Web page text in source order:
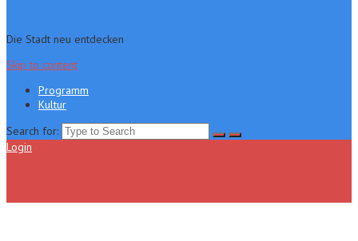
Die Stadt neu entdecken
Skip to content
Programm
Kultur
Search for:
Login